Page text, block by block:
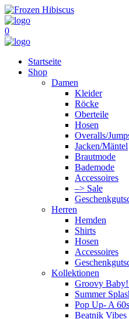
0
Startseite
Shop
Damen
Kleider
Röcke
Oberteile
Hosen
Overalls/
Jacken/Mäntel
Brautmode
Bademode
Accessoires
–> Sale
Herren
Hemden
Shirts
Hosen
Accessoires
Kollektionen
Groovy
Summer
Pop Up- A
Beatnik Vibes